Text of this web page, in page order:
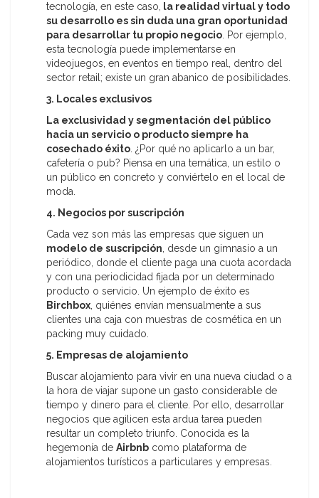
tecnología, en este caso,
la realidad virtual y todo
su desarrollo es sin duda una gran oportunidad
para desarrollar tu propio negocio . Por ejemplo,
esta tecnología puede implementarse en
videojuegos, en eventos en tiempo real, dentro del
sector retail; existe un gran abanico de posibilidades.
3. Locales exclusivos
La exclusividad y segmentación del público
hacia un servicio o producto siempre ha
cosechado éxito . ¿Por qué no aplicarlo a un bar,
cafetería o pub? Piensa en una temática, un estilo o
un público en concreto y conviértelo en el local de
moda.
4. Negocios por suscripción
Cada vez son más las empresas que siguen un
modelo de suscripción , desde un gimnasio a un
periódico, donde el cliente paga una cuota acordada
y con una periodicidad fijada por un determinado
producto o servicio. Un ejemplo de éxito es
Birchbox , quiénes envían mensualmente a sus
clientes una caja con muestras de cosmética en un
packing muy cuidado.
5. Empresas de alojamiento
Buscar alojamiento para vivir en una nueva ciudad o a
la hora de viajar supone un gasto considerable de
tiempo y dinero para el cliente. Por ello, desarrollar
negocios que agilicen esta ardua tarea pueden
resultar un completo triunfo. Conocida es la
hegemonía de Airbnb como plataforma de
alojamientos turísticos a particulares y empresas.